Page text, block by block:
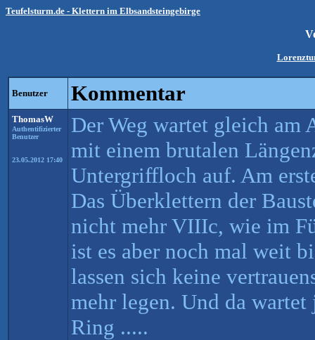
Teufelsturm.de - Klettern im Elbsandsteingebirge
Benutzer Kommentar
ThomasW
Authentifizierter
Benutzer
23.05.2012 17:40
Der Weg wartet gleich am
mit einem brutalen
Untergriffloch auf. Am
Das Überklettern der
nicht mehr VIIIc, wie im
ist es aber noch mal weit
lassen sich keine
mehr legen. Und da
Ring .....